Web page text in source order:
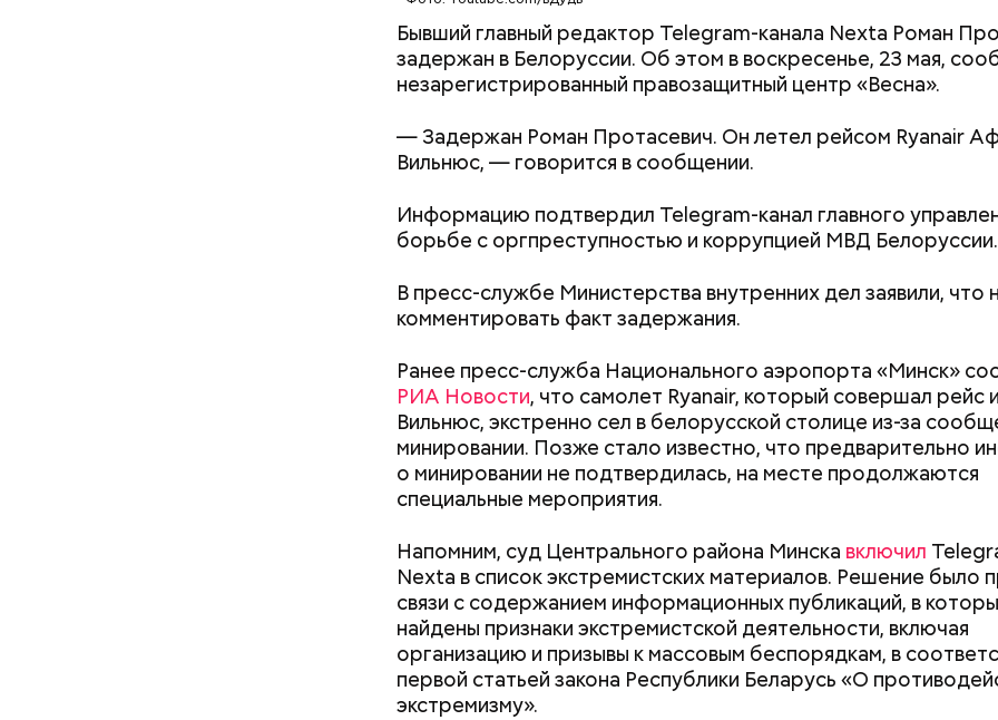
Бывший главный редактор Telegram-канала Nexta Роман
задержан в Белоруссии. Об этом в воскресенье, 23 мая,
незарегистрированный правозащитный центр «Весна».
— Задержан Роман Протасевич. Он летел рейсом Ryanair
Вильнюс, — говорится в сообщении.
Информацию подтвердил Telegram-канал главного
борьбе с оргпреступностью и коррупцией МВД Белоруссии.
В пресс-службе Министерства внутренних дел заявили, что
комментировать факт задержания.
Ранее пресс-служба Национального аэропорта «Минск»
РИА Новости, что самолет Ryanair, который совершал рейс
Вильнюс, экстренно сел в белорусской столице из-за
минировании. Позже стало известно, что предварительно
о минировании не подтвердилась, на месте продолжаются
специальные мероприятия.
Напомним, суд Центрального района Минска включил
Nexta в список экстремистских материалов. Решение было
связи с содержанием информационных публикаций, в
найдены признаки экстремистской деятельности, включая
организацию и призывы к массовым беспорядкам, в
первой статьей закона Республики Беларусь «О
экстремизму».
— Люди перестали чувствовать пальцы рук, ощущение было,
спуститься вниз, — рассказал Тишковец.
как сцена становится для
звезд стратегией выживания
Японии: может
рисовыми
похудеть